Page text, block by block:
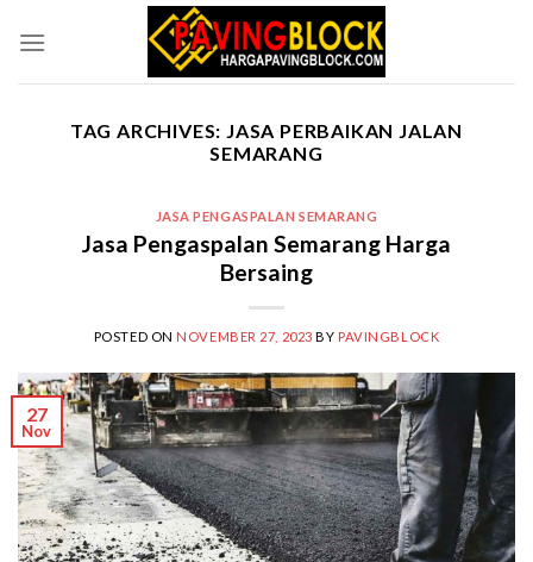
TAG ARCHIVES: JASA PERBAIKAN JALAN
SEMARANG
JASA PENGASPALAN SEMARANG
Jasa Pengaspalan Semarang Harga
Bersaing
POSTED ON NOVEMBER 27, 2023 BY PAVINGBLOCK
27
Nov